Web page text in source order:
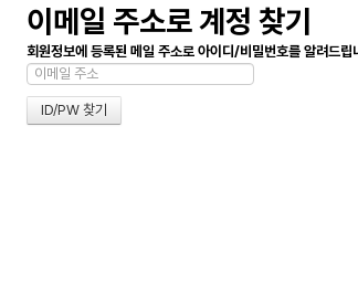
이메일 주소로 계정 찾기
회원정보에 등록된 메일 주소로 아이디/비밀번호를 알려드